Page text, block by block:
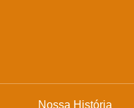
Nossa História